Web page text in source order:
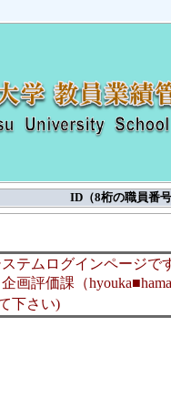
ID（8桁の職員番
ステムログインページで
画評価課（
下さい)